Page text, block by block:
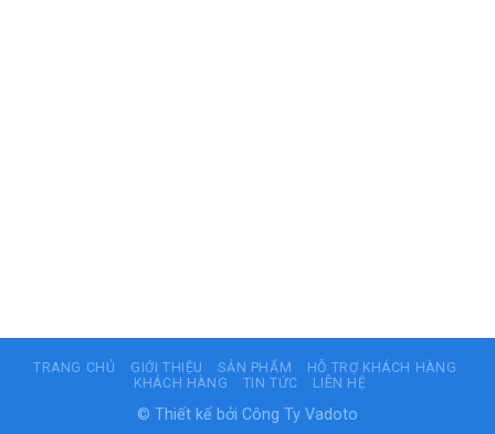
TRANG CHỦ GIỚI THIỆU SẢN PHẨM
HỖ TRỢ KHÁCH HÀNG
KHÁCH HÀNG
TIN TỨC LIÊN HỆ
© Thiết kế bởi Công Ty Vadoto